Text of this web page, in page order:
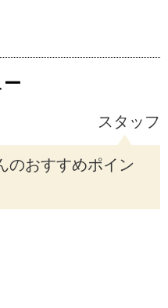
スタッフ
のおすすめポイン